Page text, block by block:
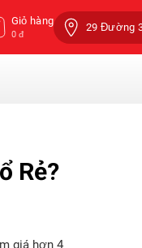
Giỏ hàng
0 đ
29 Đường
Rẻ?
giá hơn 4